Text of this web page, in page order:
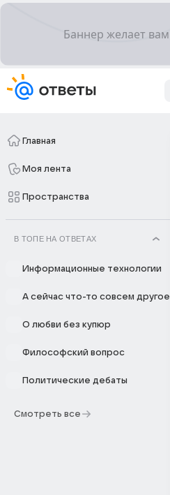
Главная
Моя лента
Пространства
В ТОПЕ НА ОТВЕТАХ
Информационные технологии
А сейчас что-то совсем другое
О любви без купюр
Философский вопрос
Политические дебаты
Смотреть все